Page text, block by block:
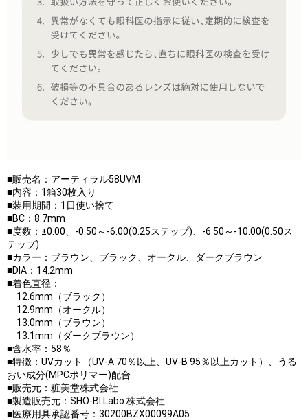
■販売名：アーティラル58UVM
■内容：1箱30枚入り
■装用期間：1日使い捨て
■BC：8.7mm
■度数：±0.00、-0.50～-6.00(0.25ステップ)、-6.50～-10.00(0.50ス
テップ)
■カラー：ブラウン、ブラック、オークル、ダークブラウン
■DIA：14.2mm
■着色直径：
12.6mm（ブラック）
12.9mm（オークル）
13.0mm（ブラウン）
13.1mm（ダークブラウン）
■含水率：58％
■特徴：UVカット（UV-A 70％以上、UV-B 95％以上カット）、うる
おい成分(MPCポリマー)配合
■販売元：粧美堂株式会社
■製造販売元：SHO-BI Labo 株式会社
■医療用具承認番号：30200BZX00099A05